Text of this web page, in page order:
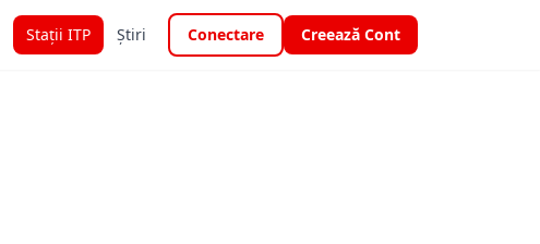
Stații ITP Știri Conectare Creează Cont